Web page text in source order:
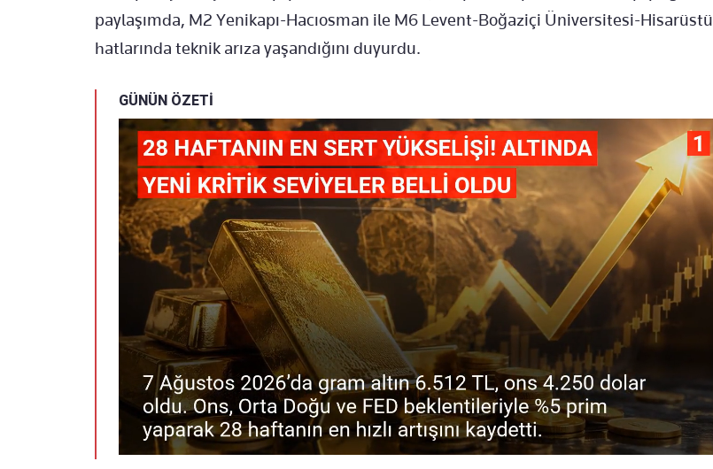
paylaşımda, M2 Yenikapı-Hacıosman ile M6 Levent-Boğaziçi Üniversitesi-Hisarüstü
hatlarında teknik arıza yaşandığını duyurdu.
GÜNÜN ÖZETİ